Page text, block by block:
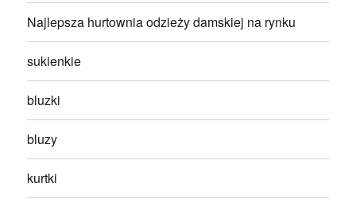
Najlepsza hurtownia odzieży damskiej na rynku
sukienkie
bluzki
bluzy
kurtki